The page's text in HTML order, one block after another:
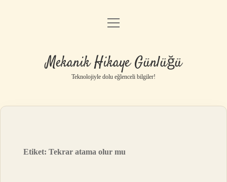
Anasayfa
Yasal Uyarı
menüyü
Mekanik Hikaye Günlüğü
Teknolojiyle dolu eğlenceli bilgiler!
Etiket:Tekrar atama olur mu